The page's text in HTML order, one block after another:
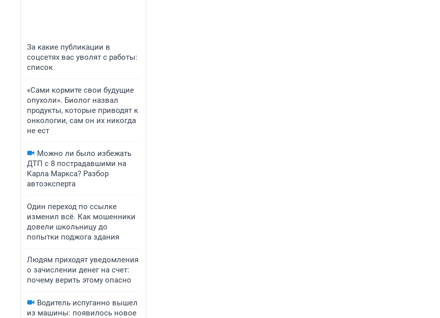
За какие публикации в
соцсетях вас уволят с работы:
список
«Сами кормите свои будущие
опухоли». Биолог назвал
продукты, которые приводят к
онкологии, сам он их никогда
не ест
Можно ли было избежать
ДТП с 8 пострадавшими на
Карла Маркса? Разбор
автоэксперта
Один переход по ссылке
изменил всё. Как мошенники
довели школьницу до
попытки поджога здания
Людям приходят уведомления
о зачислении денег на счет:
почему верить этому опасно
Водитель испуганно вышел
из машины: появилось новое